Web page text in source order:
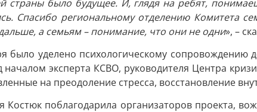
страны было будущее. И, глядя на ребят,
Спасибо региональному отделению Комитета
а семьям – понимание, что они не одни», –
уделено психологическому сопровождению
эксперта КСВО, руководителя Центра
на преодоление стресса, восстановление
поблагодарила организаторов проекта,